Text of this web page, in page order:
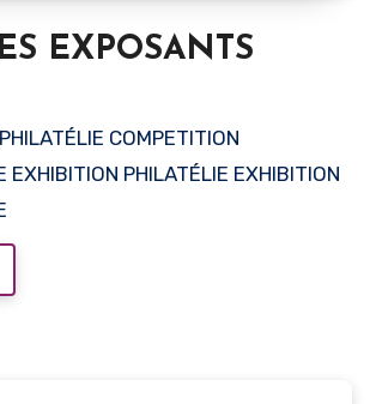
EXPOSANTS
EXHIBITION PHILATÉLIE EXHIBITION